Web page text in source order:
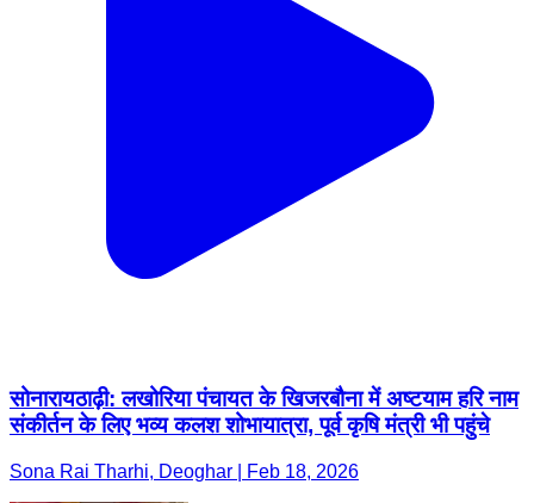
सोनारायठाढ़ी: लखोरिया पंचायत के खिजरबौना में अष्टयाम हरि नाम
संकीर्तन के लिए भव्य कलश शोभायात्रा, पूर्व कृषि मंत्री भी पहुंचे
Sona Rai Tharhi, Deoghar | Feb 18, 2026